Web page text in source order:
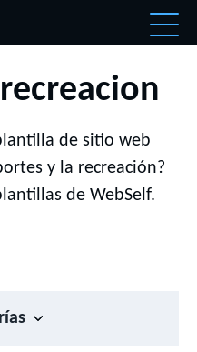
de sitio web
y la recreación?
de WebSelf.